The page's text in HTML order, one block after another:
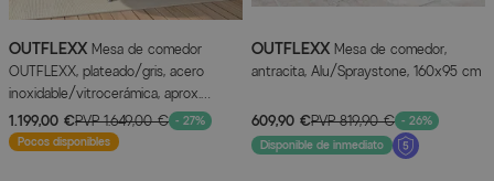
OUTFLEXX Mesa de comedor
OUTFLEXX, plateado/gris, acero
inoxidable/vitrocerámica, aprox.
Ø150cm
1.199,00 €PVP1.649,00 € - 27%
Pocos disponibles
OUTFLEXX Mesa de comedor,
antracita, Alu/Spraystone, 160x95 cm
609,90 €PVP819,90 € - 26%
Disponible de inmediato